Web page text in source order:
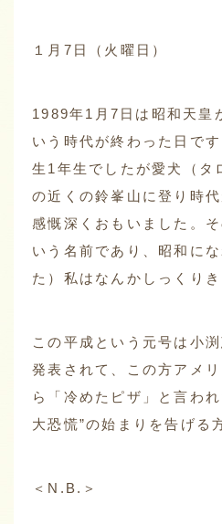
１月7日（火曜日）
1989年1月7日は昭和天皇
いう時代が終わった日で
生1年生でしたが愛犬（タ
の近くの鈴峯山に登り時
感慨深くおもいました。
いう名前であり、昭和に
た）私はなんかしっくりき
この平成という元号は小
発表されて、この方アメ
ら「冷めたピザ」と言わ
大恐慌”の始まりを告げる
＜N.B.＞